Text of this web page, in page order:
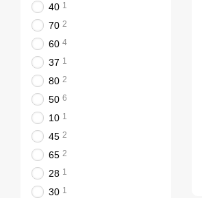
40 1
70 2
60 4
37 1
80 2
50 6
10 1
45 2
65 2
28 1
30 1